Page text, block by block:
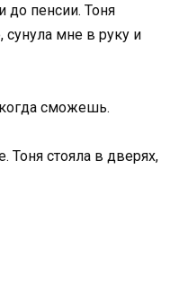
до пенсии. Тоня
мне в руку и
сможешь.
Тоня стояла в дверях,